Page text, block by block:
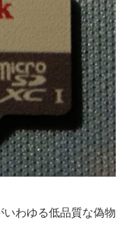
わゆる低品質な偽物